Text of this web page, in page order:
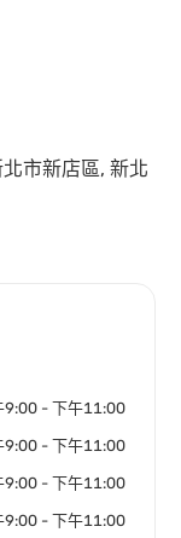
市新店區, 新北
9:00 - 下午11:00
9:00 - 下午11:00
9:00 - 下午11:00
9:00 - 下午11:00